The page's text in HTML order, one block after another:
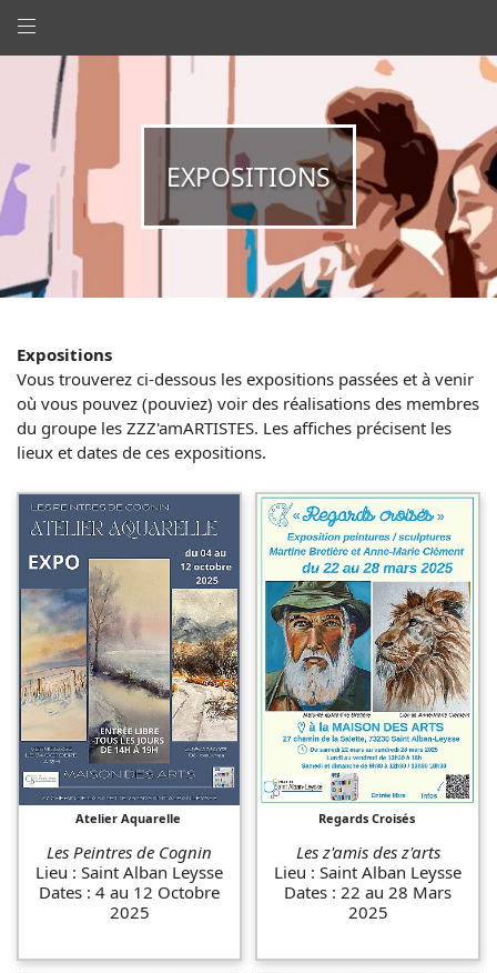
EXPOSITIONS
Expositions
Vous trouverez ci-dessous les expositions passées et à venir
où vous pouvez (pouviez) voir des réalisations des membres
du groupe les ZZZ'amARTISTES. Les affiches précisent les
lieux et dates de ces expositions.
Atelier Aquarelle
Les Peintres de Cognin
Lieu : Saint Alban Leysse
Dates : 4 au 12 Octobre
2025
Regards Croisés
Les z'amis des z'arts
Lieu : Saint Alban Leysse
Dates : 22 au 28 Mars
2025